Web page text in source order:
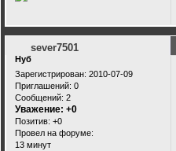
sever7501
Нуб
Зарегистрирован: 2010-07-09
Приглашений: 0
Сообщений: 2
Уважение: +0
Позитив: +0
Провел на форуме:
13 минут